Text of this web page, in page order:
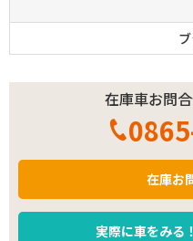
在庫車お問
在庫お
実際に車をみる